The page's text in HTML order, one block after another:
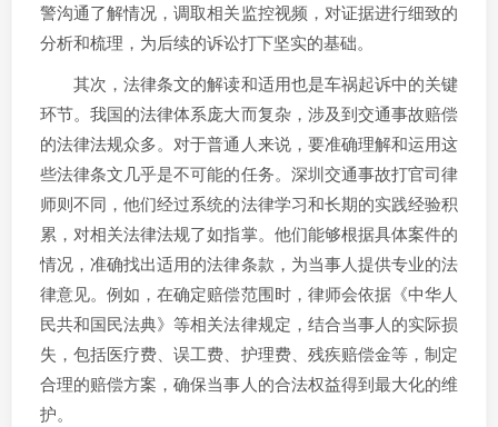
警沟通了解情况，调取相关监控视频，对证据进行细致的
分析和梳理，为后续的诉讼打下坚实的基础。
其次，法律条文的解读和适用也是车祸起诉中的关键
环节。我国的法律体系庞大而复杂，涉及到交通事故赔偿
的法律法规众多。对于普通人来说，要准确理解和运用这
些法律条文几乎是不可能的任务。深圳交通事故打官司律
师则不同，他们经过系统的法律学习和长期的实践经验积
累，对相关法律法规了如指掌。他们能够根据具体案件的
情况，准确找出适用的法律条款，为当事人提供专业的法
律意见。例如，在确定赔偿范围时，律师会依据《中华人
民共和国民法典》等相关法律规定，结合当事人的实际损
失，包括医疗费、误工费、护理费、残疾赔偿金等，制定
合理的赔偿方案，确保当事人的合法权益得到最大化的维
护。